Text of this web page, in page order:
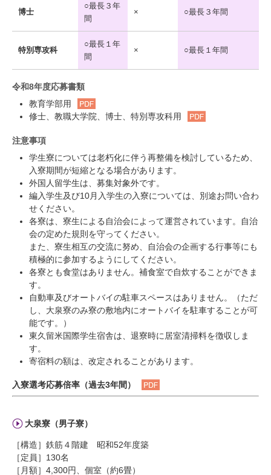
博士
○最長３年
間
× ○最長３年間
特別専攻科
○最長１年
間
× ○最長１年間
令和8年度応募書類
教育学部用
修士、教職大学院、博士、特別専攻科用
注意事項
学生寮については老朽化に伴う再整備を検討しているため、
入寮期間が短縮となる場合があります。
外国人留学生は、募集対象外です。
編入学生及び10月入学生の入寮については、別途お問い合わ
せください。
各寮は、寮生による自治会によって運営されています。自治
会の定めた規則を守ってください。
また、寮生相互の交流に努め、自治会の企画する行事等にも
積極的に参加するようにしてください。
各寮とも食堂はありません。補食室で自炊することができま
す。
自動車及びオートバイの駐車スペースはありません。（ただ
し、大泉寮のみ寮の敷地内にオートバイを駐車することが可
能です。）
東久留米国際学生宿舎は、退寮時に居室清掃料を徴収しま
す。
寄宿料の額は、改定されることがあります。
入寮選考応募倍率（過去3年間）
大泉寮（男子寮）
［構造］鉄筋４階建 昭和52年度築
［定員］130名
［月額］4,300円、個室（約6畳）